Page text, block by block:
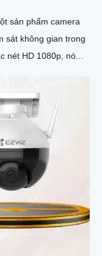
sản phẩm camera
sát không gian trong
sắc nét HD 1080p, nó...